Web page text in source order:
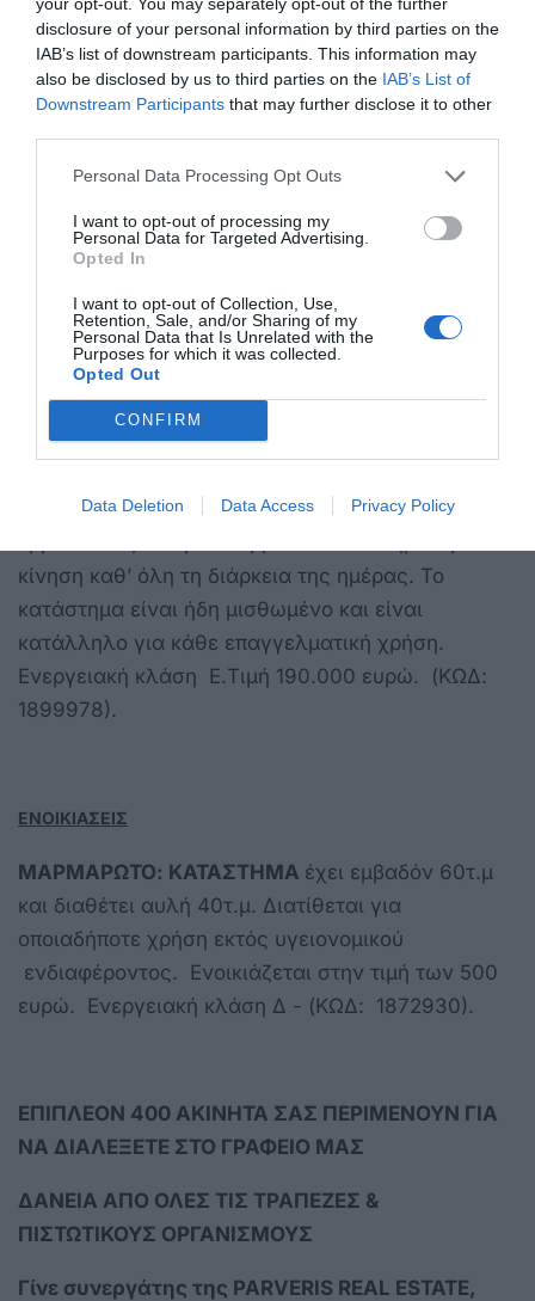
disclosure of your personal information by third parties on the
IAB’s list of downstream participants. This information may
also be disclosed by us to third parties on the IAB’s List of
Downstream Participants that may further disclose it to other
Personal Data Processing Opt Outs
I want to opt-out of processing my
Personal Data for Targeted Advertising.
Opted In
I want to opt-out of Collection, Use,
Retention, Sale, and/or Sharing of my
Personal Data that Is Unrelated with the
Purposes for which it was collected.
Opted Out
CONFIRM
Data Deletion Data Access Privacy Policy
από τη θάλασσα, 130 τ.μ., του 1989, το οποίο
λειτουργεί έως και σήμερα με ιδιαίτερα μεγάλη
επιτυχία ως καφετέρια – μπαρ. Διαθέτει επιπλέον
δόμηση 130τ.μ στον όροφο. Αποτελεί ιδανική
αποδεδειγμένα επιτυχημένης επαγγελματικής
δραστηριότητας, η οποία διατίθεται προς πώληση
αποκλειστικά λόγω συνταξιοδότησης των
μέσω μετατροπής του κτιρίου σε σύγχρονα
διαμερίσματα ή τουριστικά καταλύματα προς
ενοικίαση. Ενεργειακή κλάση Δ.Τιμή πώλησης
255.000 ευρώ. (ΚΩΔ: 1901929).
πρόσοψη σε πλατεία, στο κέντρο της πόλης. Έχει
κίνηση καθ’ όλη τη διάρκεια της ημέρας. Το
κατάστημα είναι ήδη μισθωμένο και είναι
κατάλληλο για κάθε επαγγελματική χρήση.
Ενεργειακή κλάση Ε.Τιμή 190.000 ευρώ. (ΚΩΔ:
1899978).
ΕΝΟΙΚΙΑΣΕΙΣ
ΜΑΡΜΑΡΩΤΟ: ΚΑΤΑΣΤΗΜΑ έχει εμβαδόν 60τ.μ
και διαθέτει αυλή 40τ.μ. Διατίθεται για
οποιαδήποτε χρήση εκτός υγειονομικού
ενδιαφέροντος. Ενοικιάζεται στην τιμή των 500
ευρώ. Ενεργειακή κλάση Δ - (ΚΩΔ: 1872930).
EΠΙΠΛΕΟΝ 400 ΑΚΙΝΗΤΑ ΣΑΣ ΠΕΡΙΜΕΝΟΥΝ ΓΙΑ
ΝΑ ΔΙΑΛΕΞΕΤΕ ΣΤΟ ΓΡΑΦΕΙΟ ΜΑΣ
ΔΑΝΕΙΑ ΑΠΟ ΟΛΕΣ ΤΙΣ ΤΡΑΠΕΖΕΣ &
ΠΙΣΤΩΤΙΚΟΥΣ ΟΡΓΑΝΙΣΜΟΥΣ
Γίνε συνεργάτης της PARVERIS REAL ESTATE,